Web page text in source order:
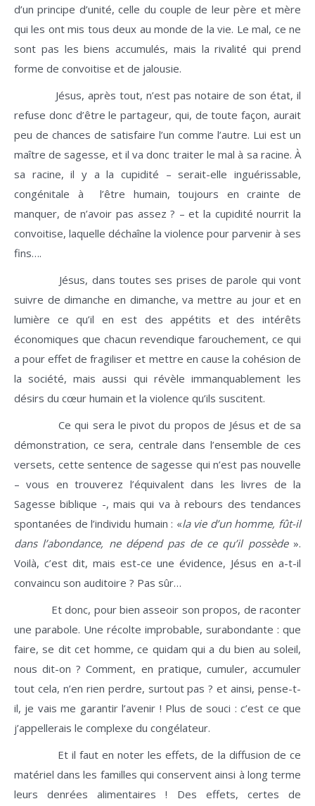
d’un principe d’unité, celle du couple de leur père et mère
qui les ont mis tous deux au monde de la vie. Le mal, ce ne
sont pas les biens accumulés, mais la rivalité qui prend
forme de convoitise et de jalousie.
Jésus, après tout, n’est pas notaire de son état, il
refuse donc d’être le partageur, qui, de toute façon, aurait
peu de chances de satisfaire l’un comme l’autre. Lui est un
maître de sagesse, et il va donc traiter le mal à sa racine. À
sa racine, il y a la cupidité – serait-elle inguérissable,
congénitale à l’être humain, toujours en crainte de
manquer, de n’avoir pas assez ? – et la cupidité nourrit la
convoitise, laquelle déchaîne la violence pour parvenir à ses
fins….
Jésus, dans toutes ses prises de parole qui vont
suivre de dimanche en dimanche, va mettre au jour et en
lumière ce qu’il en est des appétits et des intérêts
économiques que chacun revendique farouchement, ce qui
a pour effet de fragiliser et mettre en cause la cohésion de
la société, mais aussi qui révèle immanquablement les
désirs du cœur humain et la violence qu’ils suscitent.
Ce qui sera le pivot du propos de Jésus et de sa
démonstration, ce sera, centrale dans l’ensemble de ces
versets, cette sentence de sagesse qui n’est pas nouvelle
– vous en trouverez l’équivalent dans les livres de la
Sagesse biblique -, mais qui va à rebours des tendances
spontanées de l’individu humain : «la vie d’un homme, fût-il
dans l’abondance, ne dépend pas de ce qu’il possède».
Voilà, c’est dit, mais est-ce une évidence, Jésus en a-t-il
convaincu son auditoire ? Pas sûr…
Et donc, pour bien asseoir son propos, de raconter
une parabole. Une récolte improbable, surabondante : que
faire, se dit cet homme, ce quidam qui a du bien au soleil,
nous dit-on ? Comment, en pratique, cumuler, accumuler
tout cela, n’en rien perdre, surtout pas ? et ainsi, pense-t-
il, je vais me garantir l’avenir ! Plus de souci : c’est ce que
j’appellerais le complexe du congélateur.
Et il faut en noter les effets, de la diffusion de ce
matériel dans les familles qui conservent ainsi à long terme
leurs denrées alimentaires ! Des effets, certes de